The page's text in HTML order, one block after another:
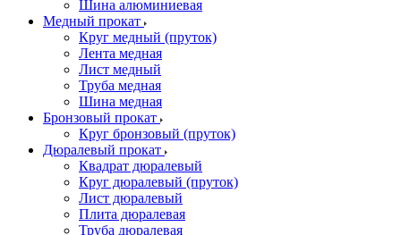
Шина алюминиевая
Медный прокат
Круг медный (пруток)
Лента медная
Лист медный
Труба медная
Шина медная
Бронзовый прокат
Круг бронзовый (пруток)
Дюралевый прокат
Квадрат дюралевый
Круг дюралевый (пруток)
Лист дюралевый
Плита дюралевая
Труба дюралевая